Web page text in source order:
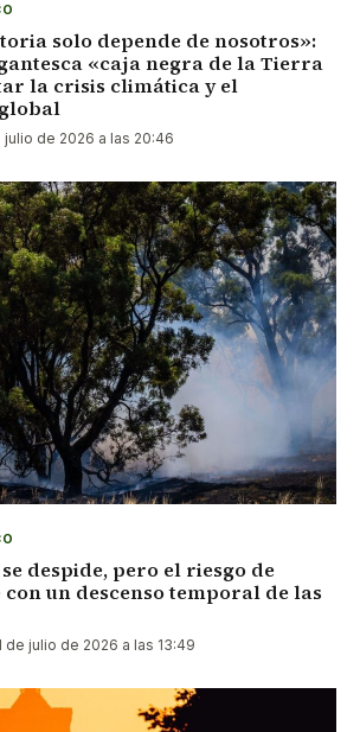
solo depende de nosotros»:
«caja negra de la Tierra
la crisis climática y el
julio de 2026 a las 20:46
despide, pero el riesgo de
un descenso temporal de las
de julio de 2026 a las 13:49